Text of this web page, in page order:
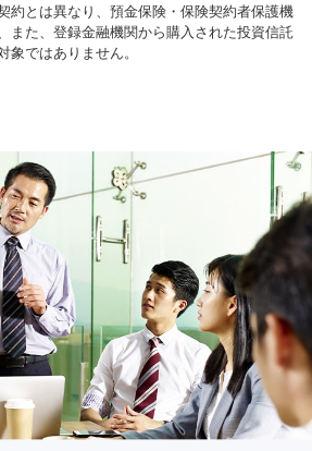
約とは異なり、預金保険・保険契約者保護機
また、登録金融機関から購入された投資信託
象ではありません。